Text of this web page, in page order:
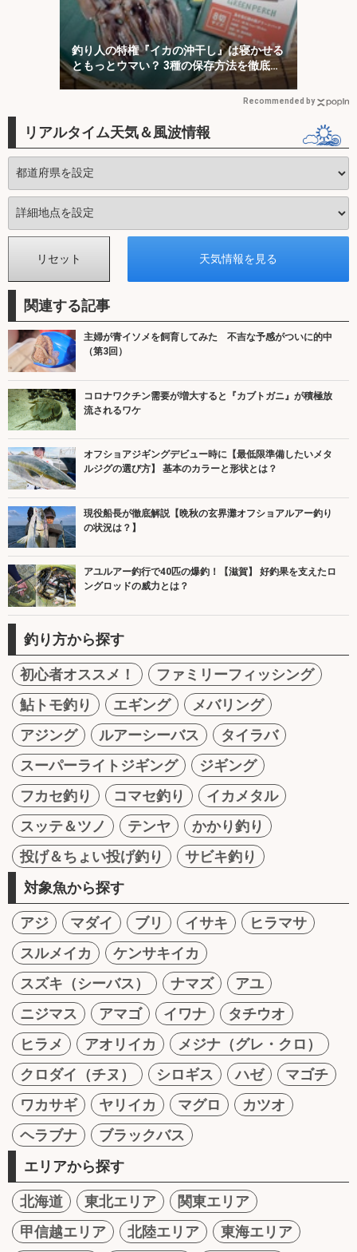
釣り人の特権『イカの沖干し』は寝かせる
ともっとウマい？ 3種の保存方法を徹底検
証
Recommended by
リアルタイム天気＆風波情報
関連する記事
主婦が青イソメを飼育してみた 不吉な予感がついに的中
（第3回）
コロナワクチン需要が増大すると『カブトガニ』が積極放
流されるワケ
オフショアジギングデビュー時に【最低限準備したいメタ
ルジグの選び方】 基本のカラーと形状とは？
現役船長が徹底解説【晩秋の玄界灘オフショアルアー釣り
の状況は？】
アユルアー釣行で40匹の爆釣！【滋賀】 好釣果を支えたロ
ングロッドの威力とは？
釣り方から探す
初心者オススメ！
ファミリーフィッシング
鮎トモ釣り
エギング
メバリング
アジング
ルアーシーバス
タイラバ
スーパーライトジギング
ジギング
フカセ釣り
コマセ釣り
イカメタル
スッテ＆ツノ
テンヤ
かかり釣り
投げ＆ちょい投げ釣り
サビキ釣り
対象魚から探す
アジ マダイ ブリ イサキ
ヒラマサ
スルメイカ
ケンサキイカ
スズキ（シーバス）
ナマズ
アユ
ニジマス
アマゴ イワナ
タチウオ
ヒラメ
アオリイカ
メジナ（グレ・クロ）
クロダイ（チヌ）
シロギス ハゼ
マゴチ
ワカサギ
ヤリイカ マグロ
カツオ
ヘラブナ
ブラックバス
エリアから探す
北海道 東北エリア
関東エリア
甲信越エリア
北陸エリア
東海エリア